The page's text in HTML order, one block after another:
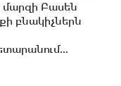
մարզի Բասեն
բնակիչներն